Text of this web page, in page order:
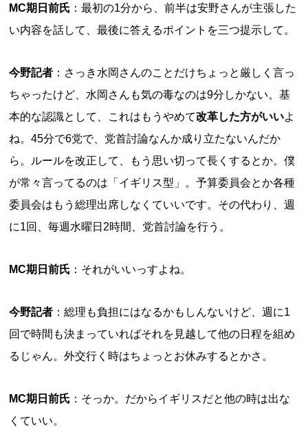
MC期日前氏 ：最初の1分から、前半は安野さんが主張した
い内容を話して、最後に答えるポイントを三つ提示して。
今野記者 ：さっき水岡さんのことだけちょっと厳しく言っ
ちゃったけど、水岡さんも気の毒なのは9分しかない。基
本的な認識として、これはもうやめて改革した方がいいよ
ね。45分で6党で、党首討論なんか成り立たないんだか
ら。ルールを改正して、もう思い切って長くするとか。僕
が常々言ってるのは「イギリス型」。予算委員会とか各種
委員会はもう総理出席しなくていいです。その代わり、週
に1回、毎週水曜日2時間、党首討論を行う。
MC期日前氏 ：それがいいっすよね。
今野記者 ：総理も負担にはなるかもしんないけど、週に1
回で時間も決まっていればそれを見越して他の日程を組め
るじゃん。外交行く時はちょっとお休みするとかさ。
MC期日前氏 ：そっか。だからイギリスだと他の時は出な
くていい。